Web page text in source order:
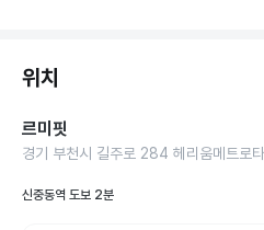
위치
르미핏
경기 부천시 길주로 284 헤리움메트로
신중동역 도보 2분